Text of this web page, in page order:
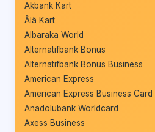
Akbank Kart
Âlâ Kart
Albaraka World
Alternatifbank Bonus
Alternatifbank Bonus Business
American Express
American Express Business Card
Anadolubank Worldcard
Axess Business